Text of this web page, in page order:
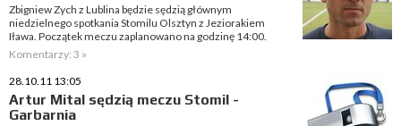
Zbigniew Zych z Lublina będzie sędzią głównym
niedzielnego spotkania Stomilu Olsztyn z Jeziorakiem
Iława. Początek meczu zaplanowano na godzinę 14:00.
Komentarzy: 3 »
28.10.11 13:05
Artur Mital sędzią meczu Stomil -
Garbarnia